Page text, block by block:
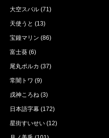
大空スバル (71)
天使うと (13)
宝鐘マリン (86)
富士葵 (6)
尾丸ポルカ (37)
常闇トワ (9)
戌神ころね (3)
日本語字幕 (172)
星街すいせい (12)